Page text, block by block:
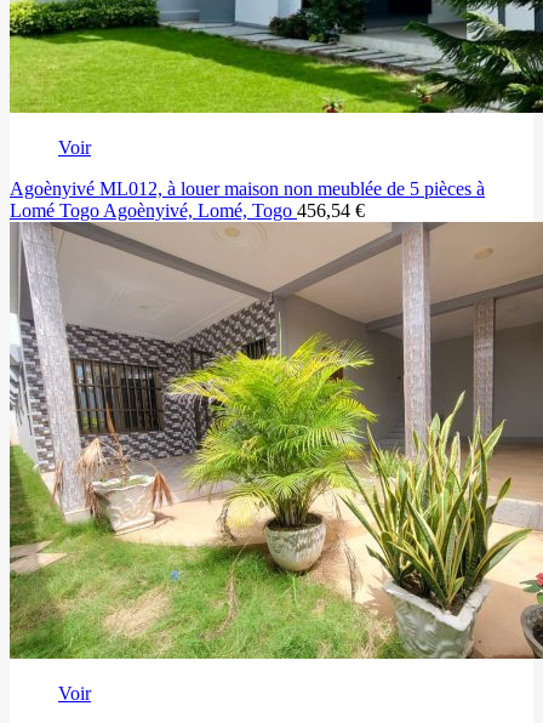
Voir
Agoènyivé ML012, à louer maison non meublée de 5 pièces à
Lomé Togo Agoènyivé, Lomé, Togo 456,54 €
Voir